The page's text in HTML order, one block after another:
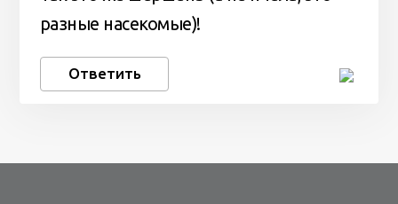
разные насекомые)!
Ответить